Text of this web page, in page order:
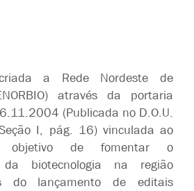
a Rede Nordeste de
através da portaria
(Publicada no D.O.U.
I, pág. 16) vinculada ao
de fomentar o
da biotecnologia na região
do lançamento de editais